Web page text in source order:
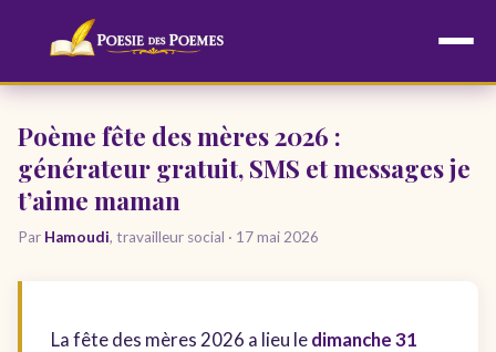
Poème fête des mères 2026 :
générateur gratuit, SMS et messages je
t’aime maman
Par Hamoudi, travailleur social · 17 mai 2026
La fête des mères 2026 a lieu ledimanche 31